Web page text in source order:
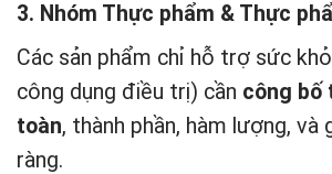
3. Nhóm Thực phẩm & Thực
Các sản phẩm chỉ hỗ trợ sức
công dụng điều trị) cần công bố
toàn, thành phần, hàm lượng, và
ràng.